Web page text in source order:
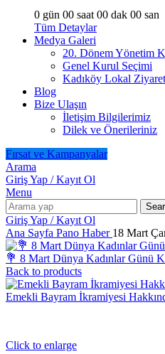
0 gün 00 saat 00 dak 00 san
Tüm Detaylar
Medya Galeri
20. Dönem Yönetim
Genel Kurul Seçimi
Kadıköy Lokal
Blog
Bize Ulaşın
İletişim Bilgilerimiz
Dilek ve Önerileriniz
Fırsat ve Kampanyalar
Arama
Giriş Yap / Kayıt Ol
Menu
Giriş Yap / Kayıt Ol
Ana Sayfa Pano Haber 18 Mart
💐 8 Mart Dünya Kadınlar Günü
Back to products
Emekli Bayram İkramiyesi
Click to enlarge